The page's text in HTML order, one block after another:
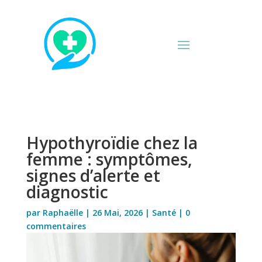
Hypothyroïdie chez la
femme : symptômes,
signes d’alerte et
diagnostic
par Raphaëlle| 26 Mai, 2026| Santé| 0
commentaires